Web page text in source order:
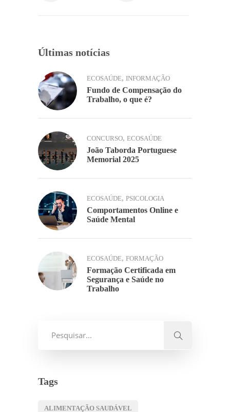
Últimas notícias
ECOSAÚDE, INFORMAÇÃO
Fundo de Compensação do
Trabalho, o que é?
CONCURSO, ECOSAÚDE
João Taborda Portuguese
Memorial 2025
ECOSAÚDE, PSICOLOGIA
Comportamentos Online e
Saúde Mental
ECOSAÚDE, FORMAÇÃO
Formação Certificada em
Segurança e Saúde no
Trabalho
Tags
ALIMENTAÇÃO SAUDÁVEL